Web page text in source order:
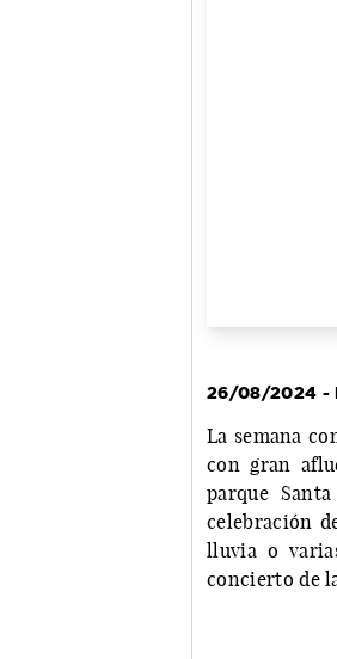
26/08/2024 -
La semana
con gran
parque
celebración
lluvia o
concierto de